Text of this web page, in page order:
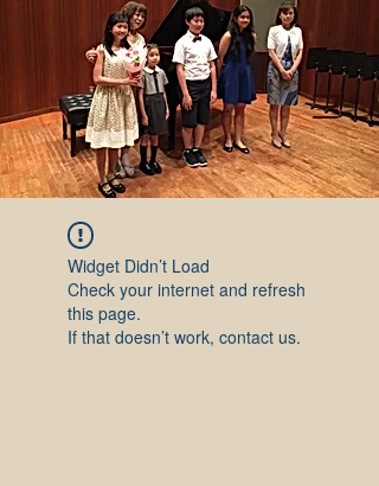
Widget Didn’t Load
Check your internet and refresh
this page.
If that doesn’t work, contact us.